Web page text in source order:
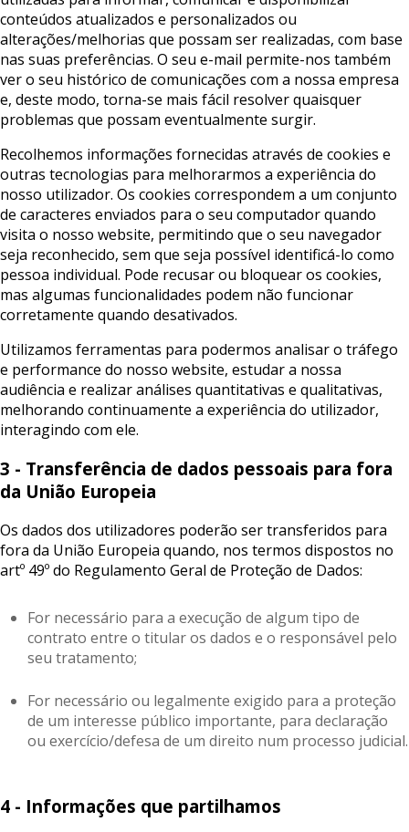
conteúdos atualizados e personalizados ou
alterações/melhorias que possam ser realizadas, com base
nas suas preferências. O seu e-mail permite-nos também
ver o seu histórico de comunicações com a nossa empresa
e, deste modo, torna-se mais fácil resolver quaisquer
problemas que possam eventualmente surgir.
Recolhemos informações fornecidas através de cookies e
outras tecnologias para melhorarmos a experiência do
nosso utilizador. Os cookies correspondem a um conjunto
de caracteres enviados para o seu computador quando
visita o nosso website, permitindo que o seu navegador
seja reconhecido, sem que seja possível identificá-lo como
pessoa individual. Pode recusar ou bloquear os cookies,
mas algumas funcionalidades podem não funcionar
corretamente quando desativados.
Utilizamos ferramentas para podermos analisar o tráfego
e performance do nosso website, estudar a nossa
audiência e realizar análises quantitativas e qualitativas,
melhorando continuamente a experiência do utilizador,
interagindo com ele.
3 - Transferência de dados pessoais para fora
da União Europeia
Os dados dos utilizadores poderão ser transferidos para
fora da União Europeia quando, nos termos dispostos no
artº 49º do Regulamento Geral de Proteção de Dados:
For necessário para a execução de algum tipo de
contrato entre o titular os dados e o responsável pelo
seu tratamento;
For necessário ou legalmente exigido para a proteção
de um interesse público importante, para declaração
ou exercício/defesa de um direito num processo judicial.
4 - Informações que partilhamos